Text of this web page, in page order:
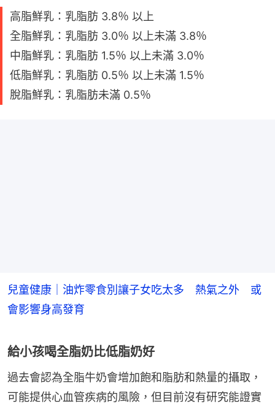
高脂鮮乳：乳脂肪 3.8％ 以上
全脂鮮乳：乳脂肪 3.0％ 以上未滿 3.8％
中脂鮮乳：乳脂肪 1.5％ 以上未滿 3.0％
低脂鮮乳：乳脂肪 0.5％ 以上未滿 1.5％
脫脂鮮乳：乳脂肪未滿 0.5％
兒童健康｜油炸零食別讓子女吃太多 熱氣之外 或
會影響身高發育
給小孩喝全脂奶比低脂奶好
過去會認為全脂牛奶會增加飽和脂肪和熱量的攝取，
可能提供心血管疾病的風險，但目前沒有研究能證實